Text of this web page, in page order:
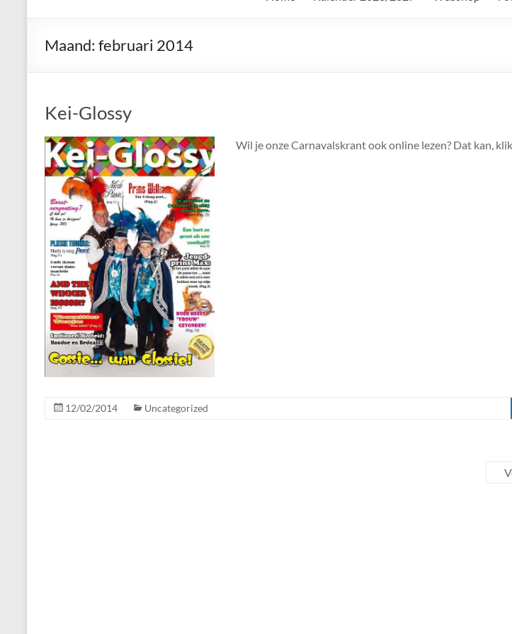
Keien
Carnavalsvereniging
De
Keien
Maand: februari 2014
Kei-Glossy
Wil je onze Carnavalskrant ook online lezen? Dat kan,
12/02/2014 Uncategorized